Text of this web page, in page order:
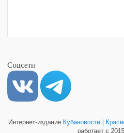
Соцсети
Интернет-издание Кубановости |
работает с